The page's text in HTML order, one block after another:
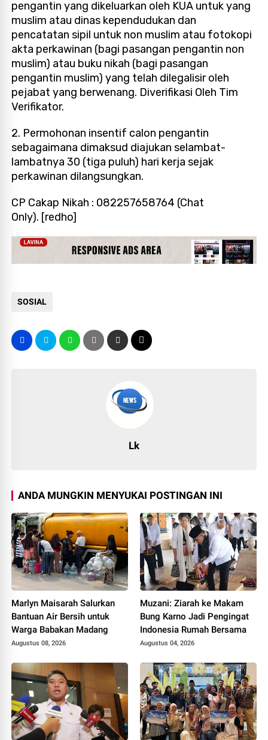
pengantin yang dikeluarkan oleh KUA untuk yang
muslim atau dinas kependudukan dan
pencatatan sipil untuk non muslim atau fotokopi
akta perkawinan (bagi pasangan pengantin non
muslim) atau buku nikah (bagi pasangan
pengantin muslim) yang telah dilegalisir oleh
pejabat yang berwenang. Diverifikasi Oleh Tim
Verifikator.
2. Permohonan insentif calon pengantin
sebagaimana dimaksud diajukan selambat-
lambatnya 30 (tiga puluh) hari kerja sejak
perkawinan dilangsungkan.
CP Cakap Nikah : 082257658764 (Chat
Only). [redho]
SOSIAL
Lk
ANDA MUNGKIN MENYUKAI POSTINGAN INI
Marlyn Maisarah Salurkan
Bantuan Air Bersih untuk
Warga Babakan Madang
Augustus 08, 2026
Muzani: Ziarah ke Makam
Bung Karno Jadi Pengingat
Indonesia Rumah Bersama
Augustus 04, 2026